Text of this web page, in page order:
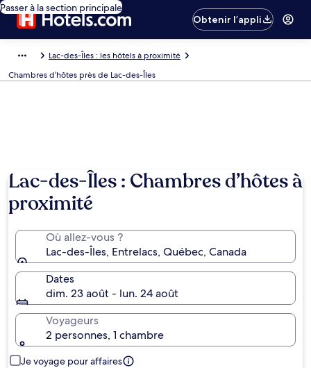
Passer à la section principale
Obtenir l’appli
Lac-des-Îles : les hôtels à proximité
Chambres d’hôtes près de Lac-des-Îles
Lac-des-Îles : Chambres d’hôtes à
proximité
Où allez-vous ?
Lac-des-Îles, Entrelacs, Québec, Canada
Dates
dim. 23 août - lun. 24 août
Voyageurs
2 personnes, 1 chambre
Je voyage pour affaires